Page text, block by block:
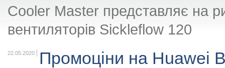
Cooler Master представляє на
вентиляторів Sickleflow 120
22.05.2020 Промоціни на Huawei